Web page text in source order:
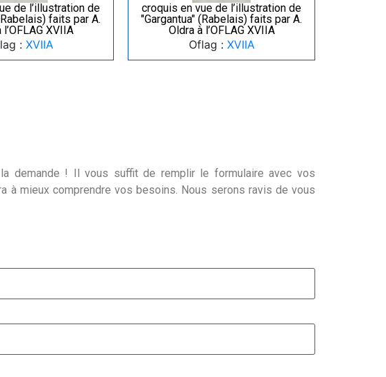
de l’illustration de
faits par A.
l’OFLAG XVIIA
: XVIIA
croquis en vue de l’illustration de
"Gargantua" (Rabelais) faits par A.
Oldra à l’OFLAG XVIIA
Oflag : XVIIA
demande ! Il vous suffit de remplir le formulaire avec vos
à mieux comprendre vos besoins. Nous serons ravis de vous